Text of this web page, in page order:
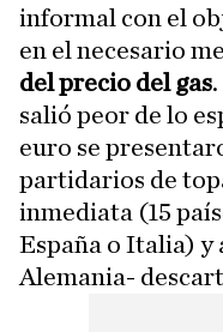
informal con el
en el necesario
del precio del gas
salió peor de lo
euro se
partidarios de
inmediata (15
España o Italia) y
Alemania-